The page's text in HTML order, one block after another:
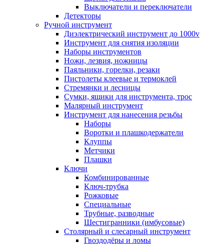
Выключатели и переключатели
Детекторы
Ручной инструмент
Диэлектрический инструмент до 1000v
Инструмент для снятия изоляции
Наборы инструментов
Ножи, лезвия, ножницы
Паяльники, горелки, резаки
Пистолеты клеевые и термоклей
Стремянки и лесницы
Сумки, ящики для инструмента, трос
Малярный инструмент
Инструмент для нанесения резьбы
Наборы
Воротки и плашкодержатели
Клуппы
Метчики
Плашки
Ключи
Комбинированные
Ключ-трубка
Рожковые
Специальные
Трубные, разводные
Шестигранники (имбусовые)
Столярный и слесарный инструмент
Гвоздодёры и ломы